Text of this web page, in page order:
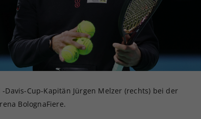
Cup-Kapitän Jürgen Melzer (rechts) bei der
BolognaFiere.
Ihrer vorgenommen Einstellungen, falls der
Webseiten-Betreiber dies eingestellt hat.